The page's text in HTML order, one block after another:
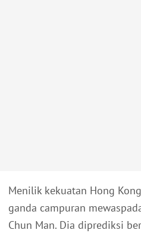
Menilik kekuatan Hong
ganda campuran
Chun Man. Dia diprediksi